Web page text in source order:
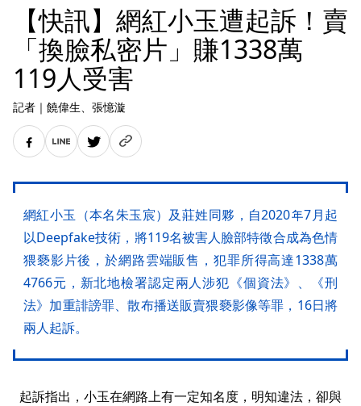
【快訊】網紅小玉遭起訴！賣
「換臉私密片」賺1338萬
119人受害
記者 ｜ 饒偉生、張憶漩
網紅小玉（本名朱玉宸）及莊姓同夥，自2020年7月起
以Deepfake技術，將119名被害人臉部特徵合成為色情
猥褻影片後，於網路雲端販售，犯罪所得高達1338萬
4766元，新北地檢署認定兩人涉犯《個資法》、《刑
法》加重誹謗罪、散布播送販賣猥褻影像等罪，16日將
兩人起訴。
起訴指出，小玉在網路上有一定知名度，明知違法，卻與